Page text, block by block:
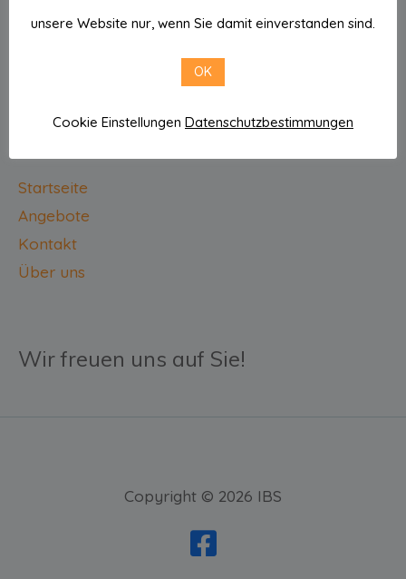
Tel.: 040 711 40 585 / 586
Startseite
Angebote
Kontakt
Über uns
Wir freuen uns auf Sie!
Copyright © 2026 IBS
unsere Website nur, wenn Sie damit einverstanden sind.
OK
Cookie Einstellungen Datenschutzbestimmungen